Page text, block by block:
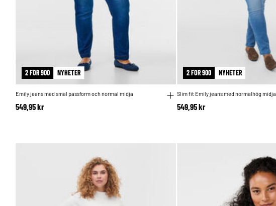
2 FOR 900 NYHETER
Emily jeans med smal passform och normal midja
549,95 kr
2 FOR 900 NYHETER
Slim fit Emily jeans med normalhög midja
549,95 kr